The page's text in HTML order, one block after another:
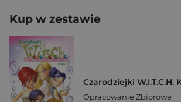
Kup w zestawie
Czarodziejki W.I.T.C.H.
Opracowanie Zbiorowe